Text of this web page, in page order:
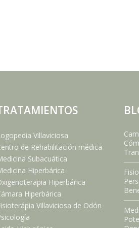
Villaviciosa
de Rehabilitación médica
Subacuática
Hiperbárica
Hiperbárica
Hiperbárica
Villaviciosa de Odón